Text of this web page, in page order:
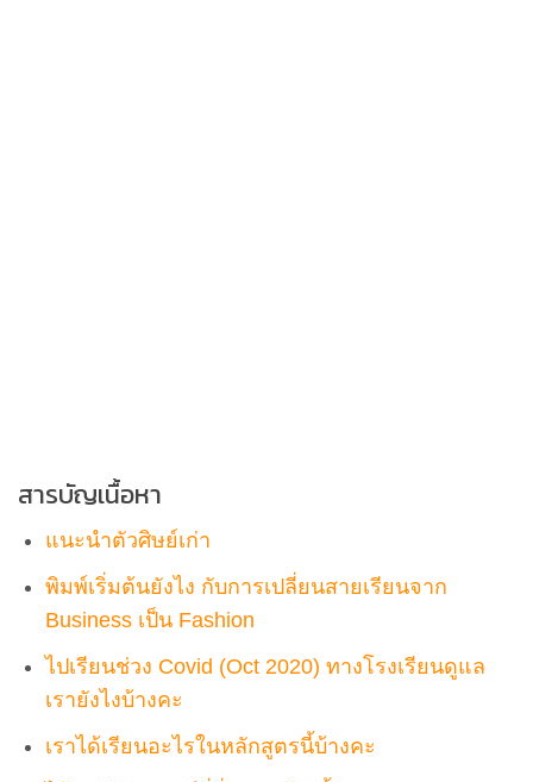
สารบัญเนื้อหา
แนะนำตัวศิษย์เก่า
พิมพ์เริ่มต้นยังไง กับการเปลี่ยนสายเรียนจาก
Business เป็น Fashion
ไปเรียนช่วง Covid (Oct 2020) ทางโรงเรียนดูแล
เรายังไงบ้างคะ
เราได้เรียนอะไรในหลักสูตรนี้บ้างคะ